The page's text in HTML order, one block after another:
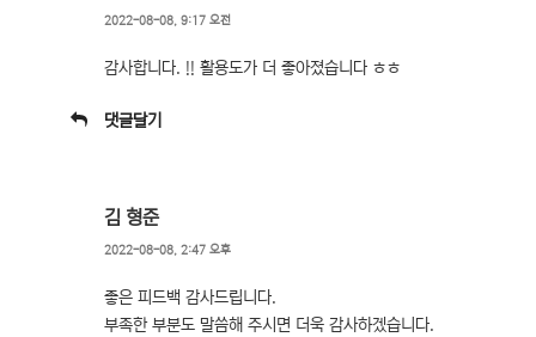
2022-08-08, 9:17 오전
감사합니다. !! 활용도가 더 좋아졌습니다 ㅎㅎ
댓글달기
김 형준
2022-08-08, 2:47 오후
좋은 피드백 감사드립니다.
부족한 부분도 말씀해 주시면 더욱 감사하겠습니다.